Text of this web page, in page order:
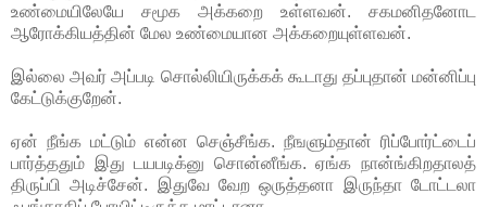
உண்மையிலேயே சமூக அக்கறை உள்ளவன். சகமனிதனோட
ஆரோக்கியத்தின் மேல உண்மையான அக்கறையுள்ளவன்.
இல்லை அவர் அப்படி சொல்லியிருக்கக் கூடாது தப்புதான் மன்னிப்பு
கேட்டுக்குறேன்.
ஏன் நீங்க மட்டும் என்ன செஞ்சீங்க. நீஙளும்தான் ரிப்போர்ட்டைப்
பார்த்ததும் இது டயபடிக்னு சொன்னீங்க. ஏங்க நான்ங்கிறதாலத்
திருப்பி அடிச்சேன். இதுவே வேற ஒருத்தனா இருந்தா டோட்டலா